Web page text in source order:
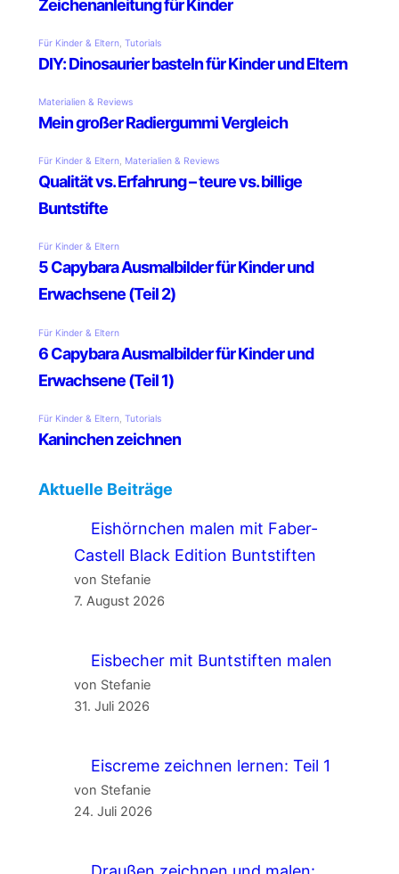
Aktuelle Beiträge
Eishörnchen malen mit Faber-
Castell Black Edition Buntstiften
von Stefanie
7. August 2026
Eisbecher mit Buntstiften malen
von Stefanie
31. Juli 2026
Eiscreme zeichnen lernen: Teil 1
von Stefanie
24. Juli 2026